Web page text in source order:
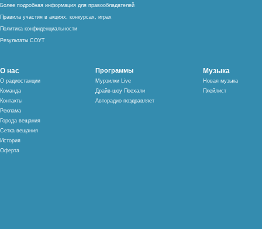
Более подробная информация для правообладателей
Правила участия в акциях, конкурсах, играх
Политика конфиденциальности
Результаты СОУТ
О нас
О радиостанции
Команда
Контакты
Реклама
Города вещания
Сетка вещания
История
Оферта
Программы
Мурзилки Live
Драйв-шоу Поехали
Авторадио поздравляет
Музыка
Новая музыка
Плейлист